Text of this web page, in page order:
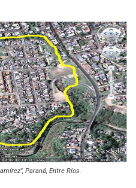
Paraná, Entre Ríos.